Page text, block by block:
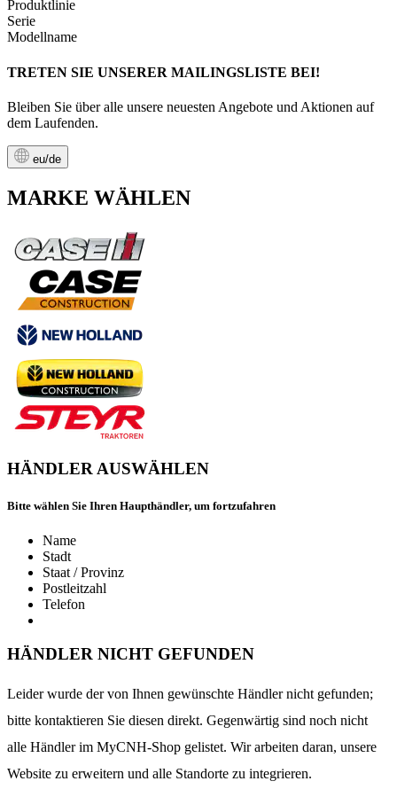
Produktlinie
Serie
Modellname
TRETEN SIE UNSERER MAILINGSLISTE BEI!
Bleiben Sie über alle unsere neuesten Angebote und Aktionen auf
dem Laufenden.
eu/de
MARKE WÄHLEN
HÄNDLER AUSWÄHLEN
Bitte wählen Sie Ihren Haupthändler, um fortzufahren
Name
Stadt
Staat / Provinz
Postleitzahl
Telefon
HÄNDLER NICHT GEFUNDEN
Leider wurde der von Ihnen gewünschte Händler nicht gefunden;
bitte kontaktieren Sie diesen direkt. Gegenwärtig sind noch nicht
alle Händler im MyCNH-Shop gelistet. Wir arbeiten daran, unsere
Website zu erweitern und alle Standorte zu integrieren.